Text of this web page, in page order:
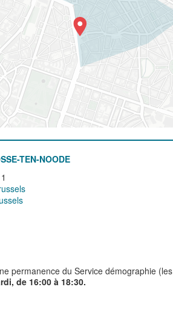
TEN-NOODE
permanence du Service démographie (les
de 16:00 à 18:30.